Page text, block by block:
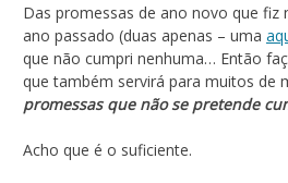
Das promessas de ano novo que fiz
ano passado (duas apenas – uma
que não cumpri nenhuma… Então
que também servirá para muitos de
promessas que não se pretende
Acho que é o suficiente.